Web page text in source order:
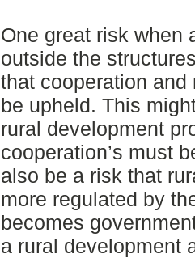
One great risk when
outside the
that cooperation
be upheld. This
rural development
cooperation’s must
also be a risk that
more regulated by
becomes
a rural development